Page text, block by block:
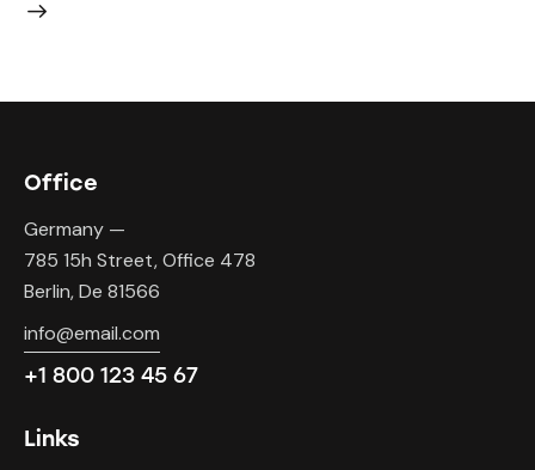
Office
Germany —
785 15h Street, Office 478
Berlin, De 81566
info@email.com
+1 800 123 45 67
Links